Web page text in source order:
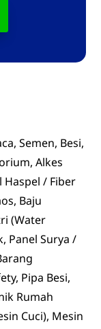
Semen, Besi,
Alkes
Haspel / Fiber
Baju
(Water
Panel Surya /
Pipa Besi,
Rumah
Cuci), Mesin